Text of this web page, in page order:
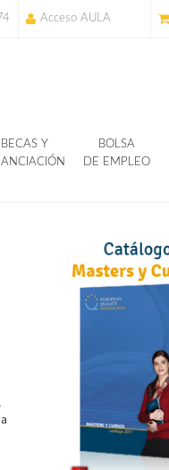
Acceso AULA
BECAS Y
BOLSA
DE EMPLEO